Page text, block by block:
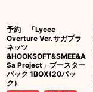
予約 「Lycee
Overture Ver.サガプラ
ネッツ
&HOOKSOFT&SMEE&A
Sa Project」ブースター
パック 1BOX(20パッ
ク）